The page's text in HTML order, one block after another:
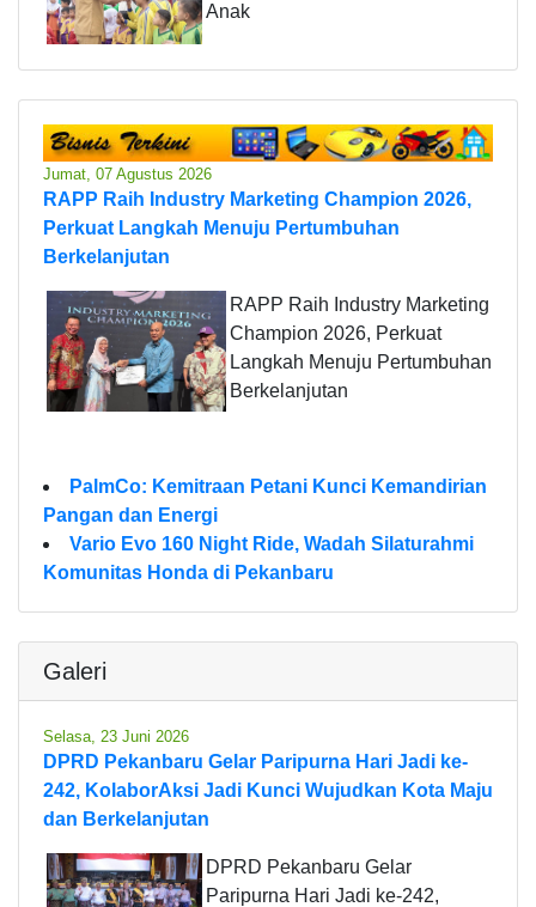
Anak
Jumat, 07 Agustus 2026
RAPP Raih Industry Marketing Champion 2026,
Perkuat Langkah Menuju Pertumbuhan
Berkelanjutan
RAPP Raih Industry Marketing
Champion 2026, Perkuat
Langkah Menuju Pertumbuhan
Berkelanjutan
PalmCo: Kemitraan Petani Kunci Kemandirian
Pangan dan Energi
Vario Evo 160 Night Ride, Wadah Silaturahmi
Komunitas Honda di Pekanbaru
Galeri
Selasa, 23 Juni 2026
DPRD Pekanbaru Gelar Paripurna Hari Jadi ke-
242, KolaborAksi Jadi Kunci Wujudkan Kota Maju
dan Berkelanjutan
DPRD Pekanbaru Gelar
Paripurna Hari Jadi ke-242,